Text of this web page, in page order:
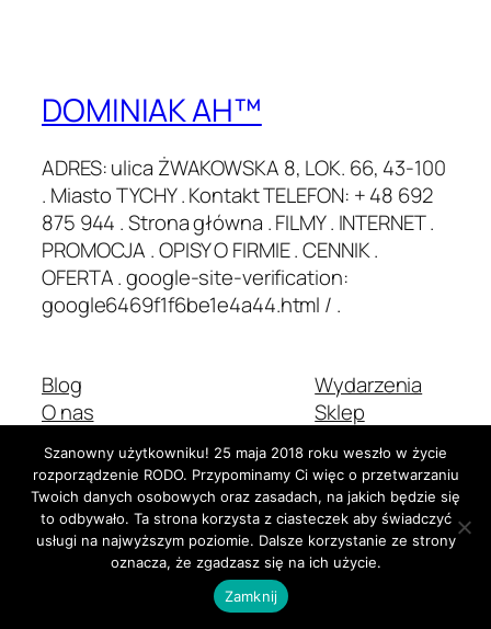
DOMINIAK AH™
ADRES: ulica ŻWAKOWSKA 8, LOK. 66, 43-100
. Miasto TYCHY . Kontakt TELEFON: + 48 692
875 944 . Strona główna . FILMY . INTERNET .
PROMOCJA . OPISY O FIRMIE . CENNIK .
OFERTA . google-site-verification:
google6469f1f6be1e4a44.html / .
Blog
O nas
Autorzy
Wydarzenia
Sklep
Motywy
Dwadzieścia Dwadzieścia-Pięć Stworzone zWordPress
Szanowny użytkowniku! 25 maja 2018 roku weszło w życie
rozporządzenie RODO. Przypominamy Ci więc o przetwarzaniu
Twoich danych osobowych oraz zasadach, na jakich będzie się
to odbywało. Ta strona korzysta z ciasteczek aby świadczyć
usługi na najwyższym poziomie. Dalsze korzystanie ze strony
oznacza, że zgadzasz się na ich użycie.
Zamknij